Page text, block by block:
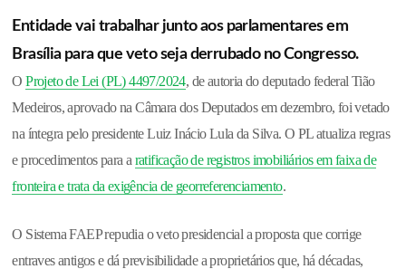
Entidade vai trabalhar junto aos parlamentares em
Brasília para que veto seja derrubado no Congresso.
OProjeto de Lei (PL) 4497/2024, de autoria do deputado federal Tião
Medeiros, aprovado na Câmara dos Deputados em dezembro, foi vetado
na íntegra pelo presidente Luiz Inácio Lula da Silva. O PL atualiza regras
e procedimentos para a ratificação de registros imobiliários em faixa de
fronteira e trata da exigência de georreferenciamento.
O Sistema FAEP repudia o veto presidencial a proposta que corrige
entraves antigos e dá previsibilidade a proprietários que, há décadas,